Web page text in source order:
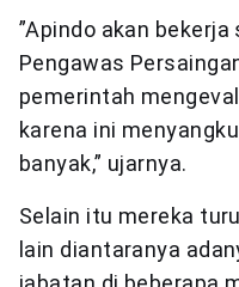
”Apindo akan
Pengawas
pemerintah
karena ini
banyak,” ujarnya.
Selain itu mereka
lain diantaranya